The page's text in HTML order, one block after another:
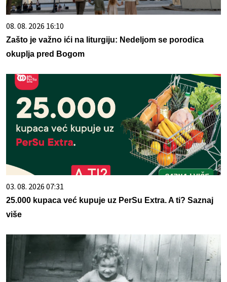
08. 08. 2026 16:10
Zašto je važno ići na liturgiju: Nedeljom se porodica
okuplja pred Bogom
03. 08. 2026 07:31
25.000 kupaca već kupuje uz PerSu Extra. A ti? Saznaj
više